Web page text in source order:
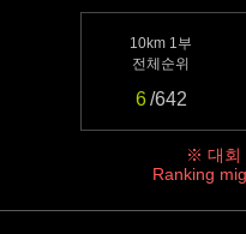
10km 1부
전체순위
6/642
※ 대회
Ranking